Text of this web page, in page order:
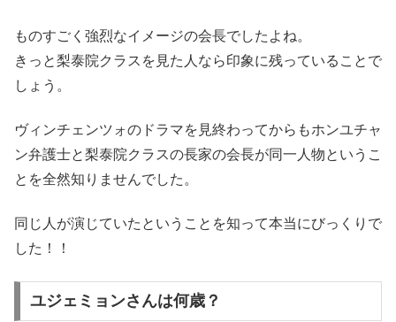
ものすごく強烈なイメージの会長でしたよね。
きっと梨泰院クラスを見た人なら印象に残っていることで
しょう。
ヴィンチェンツォのドラマを見終わってからもホンユチャ
ン弁護士と梨泰院クラスの長家の会長が同一人物というこ
とを全然知りませんでした。
同じ人が演じていたということを知って本当にびっくりで
した！！
ユジェミョンさんは何歳？